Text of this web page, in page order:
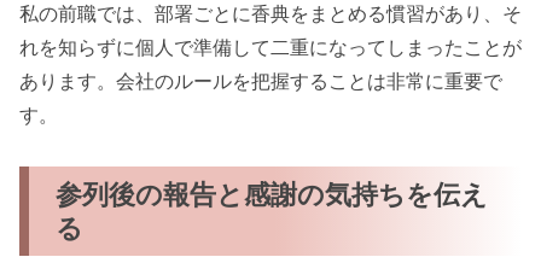
私の前職では、部署ごとに香典をまとめる慣習があり、そ
れを知らずに個人で準備して二重になってしまったことが
あります。会社のルールを把握することは非常に重要で
す。
参列後の報告と感謝の気持ちを伝え
る